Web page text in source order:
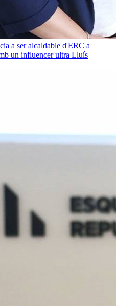
a ser alcaldable d'ERC a
un influencer ultra Lluís